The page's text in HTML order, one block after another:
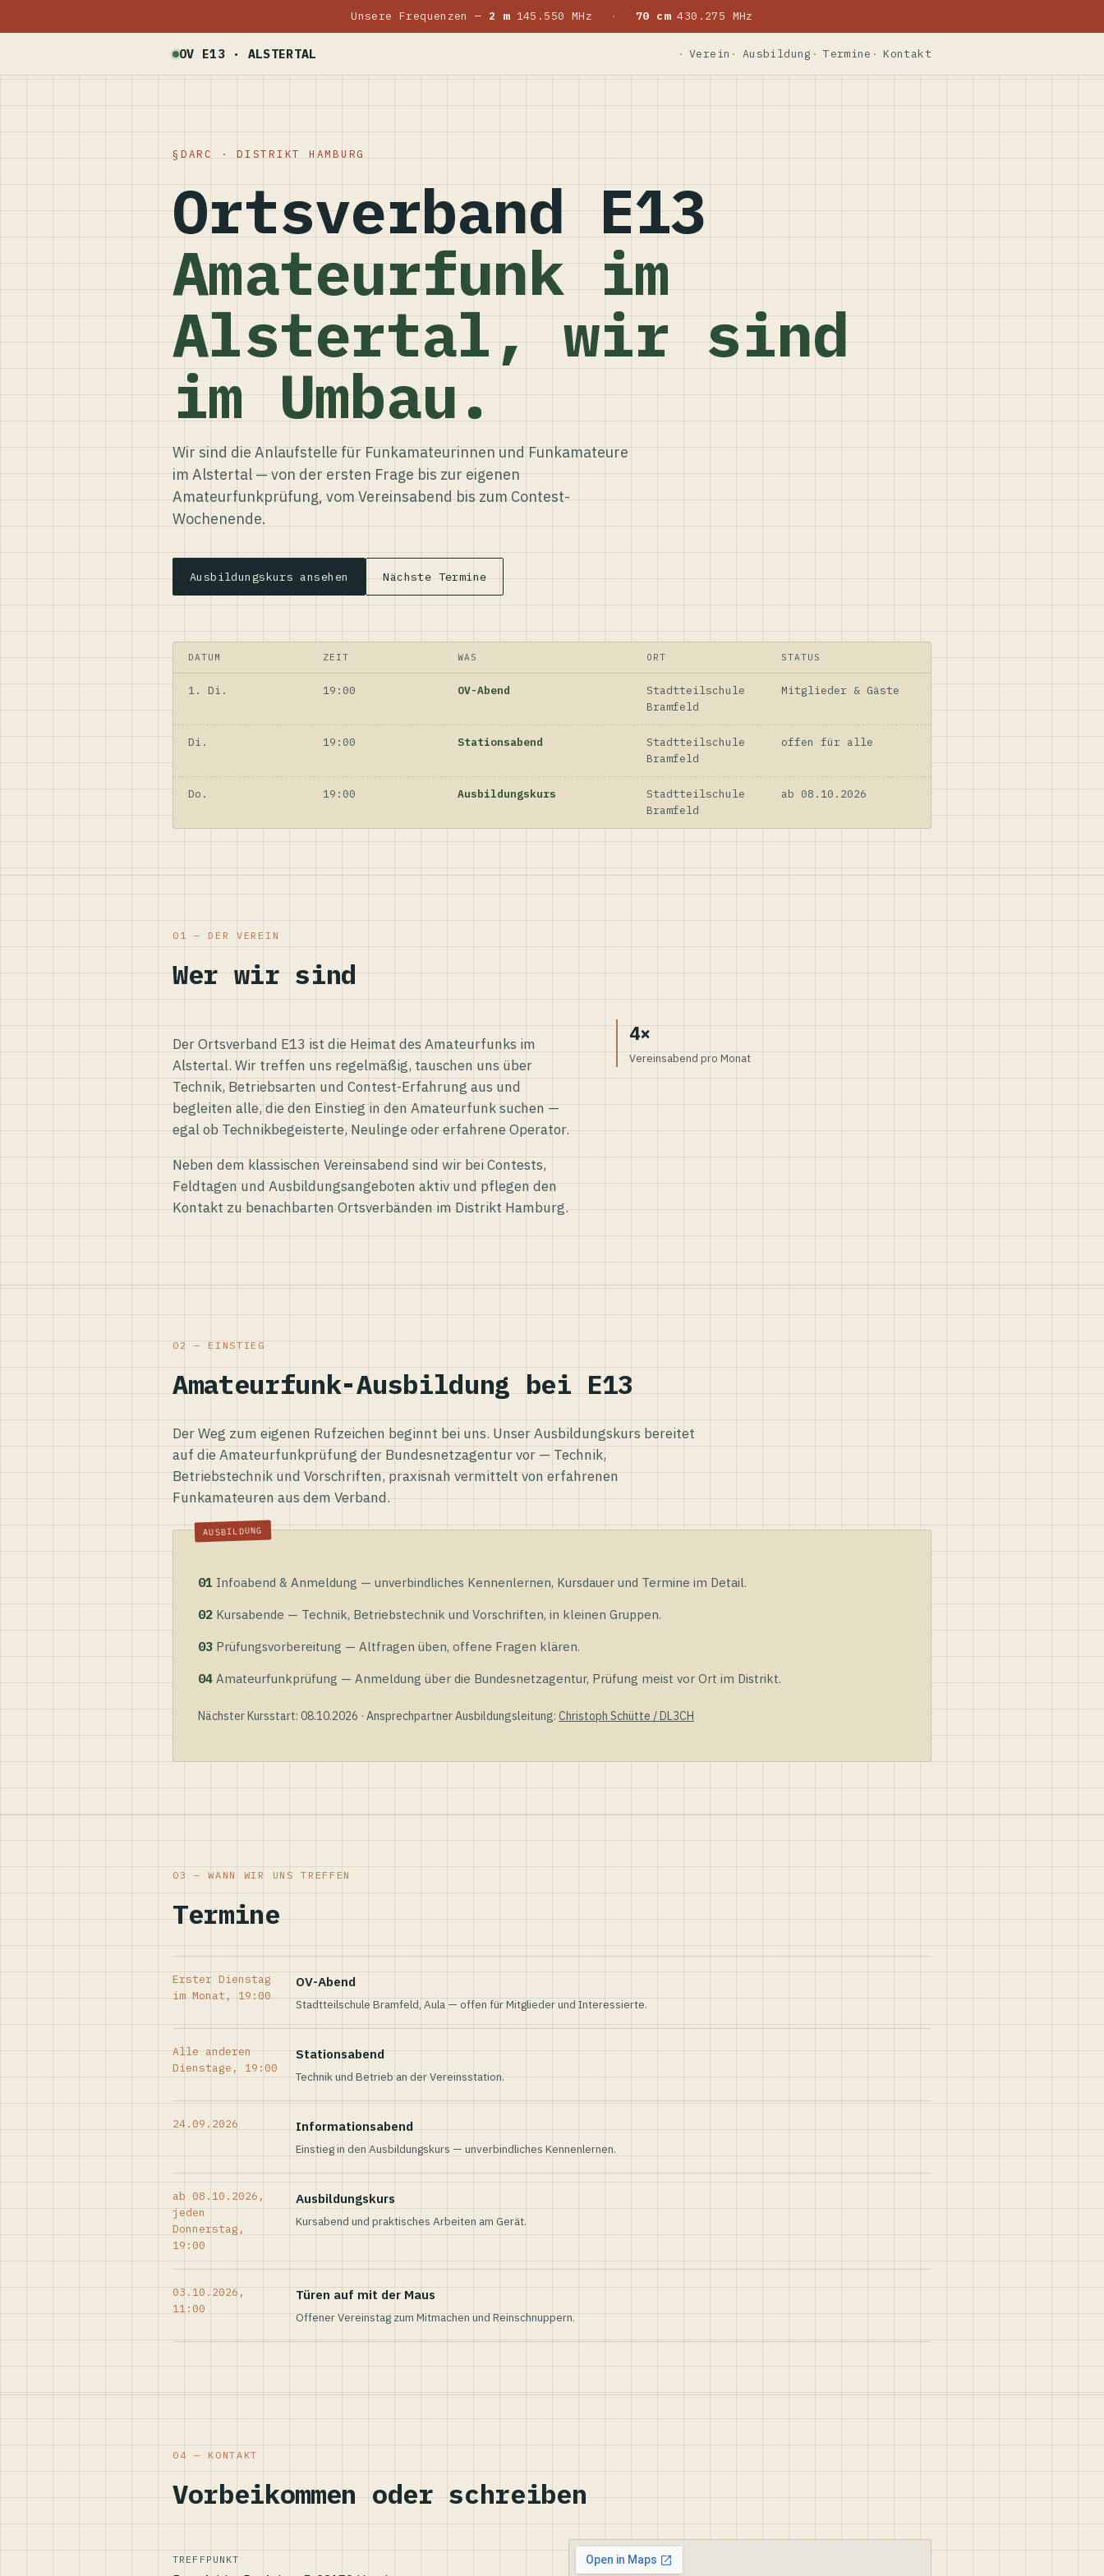
Unsere Frequenzen — 2 m145.550 MHz · 70 cm430.275 MHz
OV E13 · ALSTERTAL Verein Ausbildung Termine Kontakt
DARC · DISTRIKT HAMBURG
Ortsverband E13
Amateurfunk im
Alstertal, wir sind
im Umbau.
Wir sind die Anlaufstelle für Funkamateurinnen und Funkamateure
im Alstertal — von der ersten Frage bis zur eigenen
Amateurfunkprüfung, vom Vereinsabend bis zum Contest-
Wochenende.
Ausbildungskurs ansehen Nächste Termine
DATUM ZEIT WAS ORT STATUS
1. Di. 19:00 OV-Abend
Stadtteilschule
Bramfeld
Mitglieder & Gäste
Di. 19:00 Stationsabend
Stadtteilschule
Bramfeld
offen für alle
Do. 19:00 Ausbildungskurs
Stadtteilschule
Bramfeld
ab 08.10.2026
01 — DER VEREIN
Wer wir sind
Der Ortsverband E13 ist die Heimat des Amateurfunks im
Alstertal. Wir treffen uns regelmäßig, tauschen uns über
Technik, Betriebsarten und Contest-Erfahrung aus und
begleiten alle, die den Einstieg in den Amateurfunk suchen —
egal ob Technikbegeisterte, Neulinge oder erfahrene Operator.
Neben dem klassischen Vereinsabend sind wir bei Contests,
Feldtagen und Ausbildungsangeboten aktiv und pflegen den
Kontakt zu benachbarten Ortsverbänden im Distrikt Hamburg.
4×
Vereinsabend pro Monat
02 — EINSTIEG
Amateurfunk-Ausbildung bei E13
Der Weg zum eigenen Rufzeichen beginnt bei uns. Unser Ausbildungskurs bereitet
auf die Amateurfunkprüfung der Bundesnetzagentur vor — Technik,
Betriebstechnik und Vorschriften, praxisnah vermittelt von erfahrenen
Funkamateuren aus dem Verband.
01 Infoabend & Anmeldung — unverbindliches Kennenlernen, Kursdauer und Termine im Detail.
02 Kursabende — Technik, Betriebstechnik und Vorschriften, in kleinen Gruppen.
03 Prüfungsvorbereitung — Altfragen üben, offene Fragen klären.
04 Amateurfunkprüfung — Anmeldung über die Bundesnetzagentur, Prüfung meist vor Ort im Distrikt.
Nächster Kursstart: 08.10.2026 · Ansprechpartner Ausbildungsleitung: Christoph Schütte / DL3CH
03 — WANN WIR UNS TREFFEN
Termine
Erster Dienstag
im Monat, 19:00
OV-Abend
Stadtteilschule Bramfeld, Aula — offen für Mitglieder und Interessierte.
Alle anderen
Dienstage, 19:00
Stationsabend
Technik und Betrieb an der Vereinsstation.
24.09.2026 Informationsabend
Einstieg in den Ausbildungskurs — unverbindliches Kennenlernen.
ab 08.10.2026,
jeden
Donnerstag,
19:00
Ausbildungskurs
Kursabend und praktisches Arbeiten am Gerät.
03.10.2026,
11:00
Türen auf mit der Maus
Offener Vereinstag zum Mitmachen und Reinschnuppern.
04 — KONTAKT
Vorbeikommen oder schreiben
TREFFPUNKT